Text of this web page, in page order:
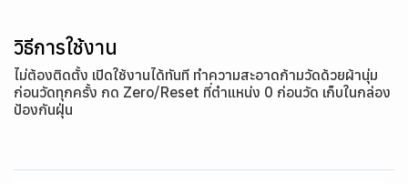
วิธีการใช้งาน
ไม่ต้องติดตั้ง เปิดใช้งานได้ทันที ทำความสะอาดก้ามวัดด้วยผ้านุ่ม
ก่อนวัดทุกครั้ง กด Zero/Reset ที่ตำแหน่ง 0 ก่อนวัด เก็บในกล่อง
ป้องกันฝุ่น